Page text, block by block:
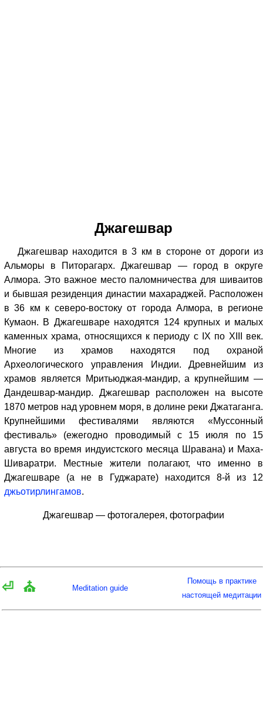
Джагешвар
Джагешвар находится в 3 км в стороне от дороги из
Альморы в Питорагарх. Джагешвар — город в округе
Алмора. Это важное место паломничества для шиваитов
и бывшая резиденция династии махараджей. Расположен
в 36 км к северо-востоку от города Алмора, в регионе
Кумаон. В Джагешваре находятся 124 крупных и малых
каменных храма, относящихся к периоду с IX по XIII век.
Многие из храмов находятся под охраной
Археологического управления Индии. Древнейшим из
храмов является Мритьюджая-мандир, а крупнейшим —
Дандешвар-мандир. Джагешвар расположен на высоте
1870 метров над уровнем моря, в долине реки Джатаганга.
Крупнейшими фестивалями являются «Муссонный
фестиваль» (ежегодно проводимый с 15 июля по 15
августа во время индуистского месяца Шравана) и Маха-
Шиваратри. Местные жители полагают, что именно в
Джагешваре (а не в Гуджарате) находится 8-й из 12
джьотирлингамов.
Джагешвар — фотогалерея, фотографии
⏎ ⛪ Meditation guide
Помощь в практике
настоящей медитации